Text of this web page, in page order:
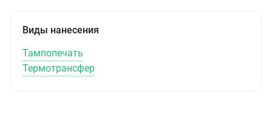
Виды нанесения
Тампопечать
Термотрансфер